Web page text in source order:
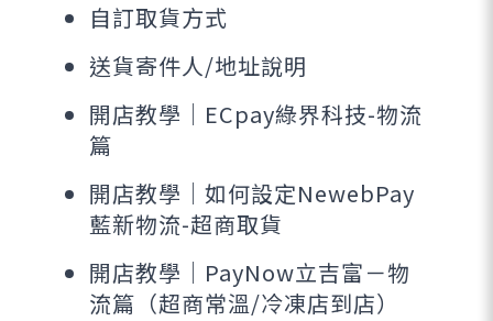
自訂取貨方式
送貨寄件人/地址說明
開店教學｜ECpay綠界科技-物流
篇
開店教學｜如何設定NewebPay
藍新物流-超商取貨
開店教學｜PayNow立吉富－物
流篇（超商常溫/冷凍店到店）